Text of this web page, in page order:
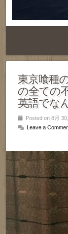
東京喰種
の全ての
英語でな
Posted on 8月
Leave a